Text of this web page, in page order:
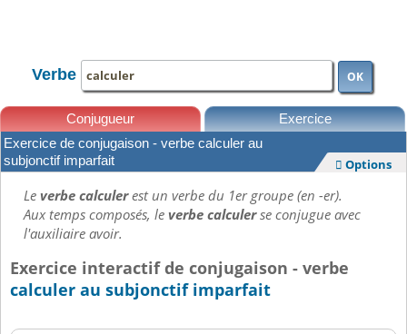
Verbe OK
Conjugueur Exercice
Leçons
Exercice de conjugaison - verbe calculer au
subjonctif imparfait
 Options
Leverbe calculerest un verbe du 1er groupe (en -er).
Aux temps composés, leverbe calculerse conjugue avec
l'auxiliaire avoir.
Exercice interactif de conjugaison - verbe
calculer au subjonctif imparfait